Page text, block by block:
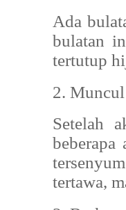
Ada
bulatan
tertutup
2.
Setelah
tertawa,